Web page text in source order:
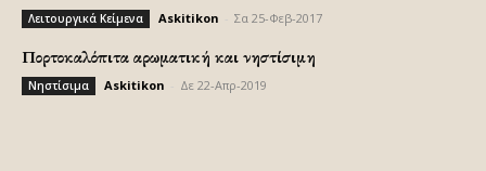
Λειτουργικά Κείμενα Askitikon Σα 25-Φεβ-2017
Πορτοκαλόπιτα αρωματική και νηστίσιμη
Νηστίσιμα Askitikon Δε 22-Απρ-2019